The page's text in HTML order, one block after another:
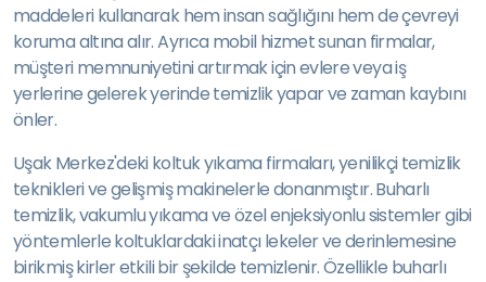
maddeleri kullanarak hem insan sağlığını hem de çevreyi
koruma altına alır. Ayrıca mobil hizmet sunan firmalar,
müşteri memnuniyetini artırmak için evlere veya iş
yerlerine gelerek yerinde temizlik yapar ve zaman kaybını
önler.
Uşak Merkez'deki koltuk yıkama firmaları, yenilikçi temizlik
teknikleri ve gelişmiş makinelerle donanmıştır. Buharlı
temizlik, vakumlu yıkama ve özel enjeksiyonlu sistemler gibi
yöntemlerle koltuklardaki inatçı lekeler ve derinlemesine
birikmiş kirler etkili bir şekilde temizlenir. Özellikle buharlı